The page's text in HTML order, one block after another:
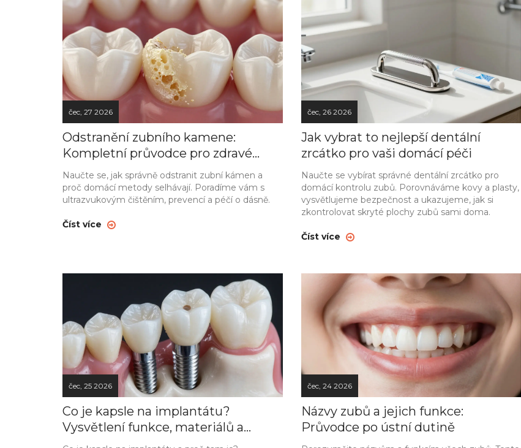
čec, 27 2026
Odstranění zubního kamene:
Kompletní průvodce pro zdravé
zuby a dásně
Naučte se, jak správně odstranit zubní kámen a
proč domácí metody selhávají. Poradíme vám s
ultrazvukovým čištěním, prevencí a péčí o dásně.
Číst více
čec, 26 2026
Jak vybrat to nejlepší dentální
zrcátko pro vaši domácí péči
Naučte se vybírat správné dentální zrcátko pro
domácí kontrolu zubů. Porovnáváme kovy a plasty,
vysvětlujeme bezpečnost a ukazujeme, jak si
zkontrolovat skryté plochy zubů sami doma.
Číst více
čec, 25 2026
Co je kapsle na implantátu?
Vysvětlení funkce, materiálů a
údržby
čec, 24 2026
Názvy zubů a jejich funkce:
Průvodce po ústní dutině